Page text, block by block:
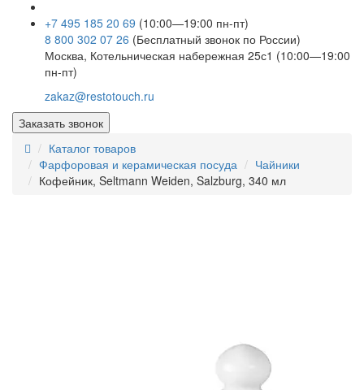
+7 495 185 20 69 (10:00—19:00 пн-пт)
8 800 302 07 26 (Бесплатный звонок по России)
Москва, Котельническая набережная 25с1 (10:00—19:00
пн-пт)
zakaz@restotouch.ru
Заказать звонок
Каталог товаров
Фарфоровая и керамическая посуда
Чайники
Кофейник, Seltmann Weiden, Salzburg, 340 мл